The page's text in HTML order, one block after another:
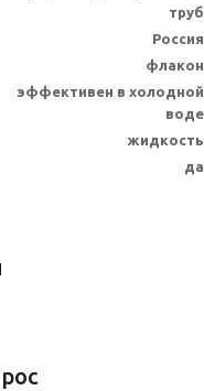
труб
Россия
флакон
эффективен в холодной
воде
жидкость
да